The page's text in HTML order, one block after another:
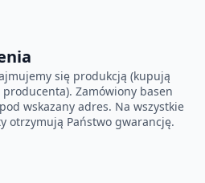
się produkcją (kupują
Zamówiony basen
wskazany adres. Na wszystkie
otrzymują Państwo gwarancję.